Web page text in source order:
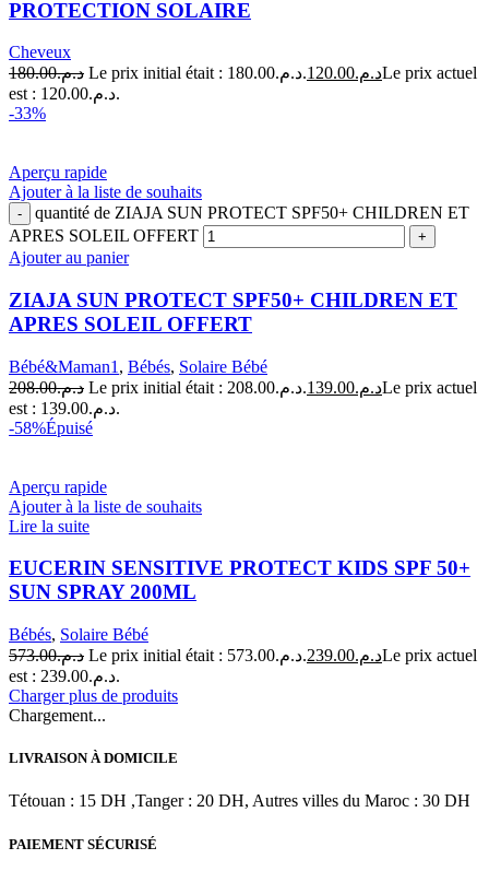
PROTECTION SOLAIRE
Cheveux
د.م.180.00 Le prix initial était : د.م.180.00. د.م.120.00
Le prix actuel
est : د.م.120.00.
-33%
Aperçu rapide
Ajouter à la liste de souhaits
quantité de ZIAJA SUN PROTECT SPF50+ CHILDREN ET
APRES SOLEIL OFFERT
Ajouter au panier
ZIAJA SUN PROTECT SPF50+ CHILDREN ET
APRES SOLEIL OFFERT
Bébé&Maman1 , Bébés, Solaire Bébé
د.م.208.00 Le prix initial était : د.م.208.00. د.م.139.00
Le prix actuel
est : د.م.139.00.
-58%Épuisé
Aperçu rapide
Ajouter à la liste de souhaits
Lire la suite
EUCERIN SENSITIVE PROTECT KIDS SPF 50+
SUN SPRAY 200ML
Bébés, Solaire Bébé
د.م.573.00 Le prix initial était : د.م.573.00. د.م.239.00
Le prix actuel
est : د.م.239.00.
Charger plus de produits
Chargement...
LIVRAISON À DOMICILE
Tétouan : 15 DH ,Tanger : 20 DH, Autres villes du Maroc : 30 DH
PAIEMENT SÉCURISÉ